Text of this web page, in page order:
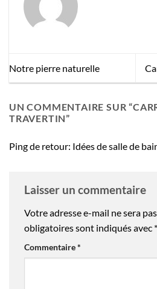
Notre pierre naturelle
UN COMMENTAIRE SUR “
TRAVERTIN”
Ping de retour: Idées de salle de
Laisser un commentaire
Votre adresse e-mail ne sera
obligatoires sont indiqués avec *
Commentaire*